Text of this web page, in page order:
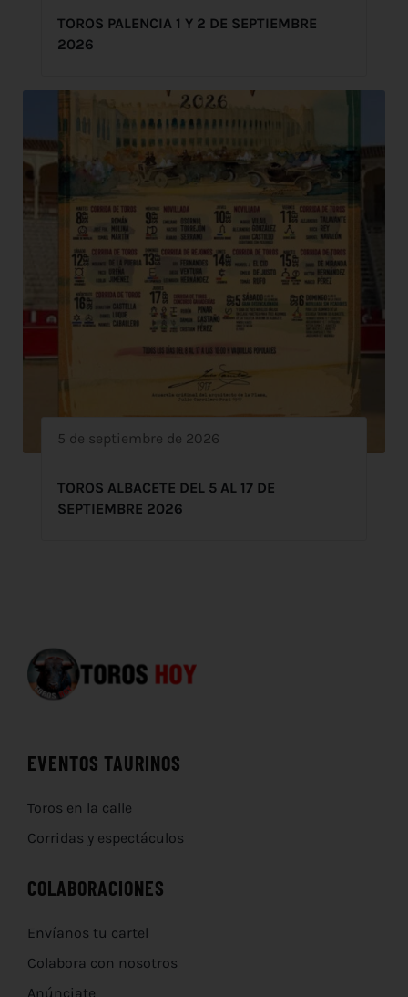
TOROS PALENCIA 1 Y 2 DE SEPTIEMBRE
2026
5 de septiembre de 2026
TOROS ALBACETE DEL 5 AL 17 DE
SEPTIEMBRE 2026
EVENTOS TAURINOS
Toros en la calle
Corridas y espectáculos
COLABORACIONES
Envíanos tu cartel
Colabora con nosotros
Anúnciate